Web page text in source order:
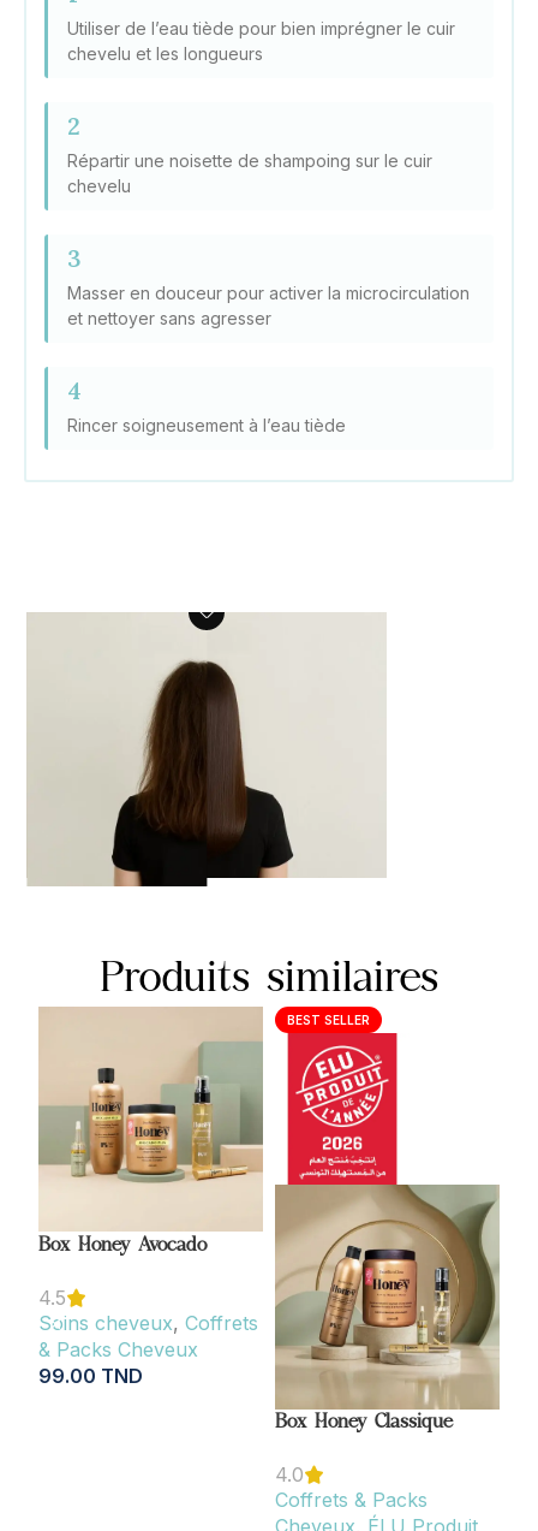
Utiliser de l’eau tiède pour bien imprégner le cuir
chevelu et les longueurs
2
Répartir une noisette de shampoing sur le cuir
chevelu
3
Masser en douceur pour activer la microcirculation
et nettoyer sans agresser
4
Rincer soigneusement à l’eau tiède
Produits similaires
Box Honey Avocado
4.5
Soins cheveux, Coffrets
& Packs Cheveux
99.00 TND
BEST SELLER
Box Honey Classique
4.0
Coffrets & Packs
Cheveux, ÉLU Produit